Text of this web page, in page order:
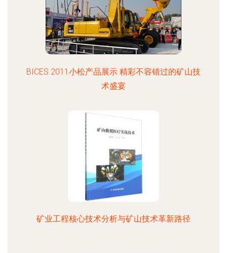
BICES 2011小松产品展示 精彩不容错过的矿山技
术盛宴
矿业工程核心技术分析与矿山技术革新路径